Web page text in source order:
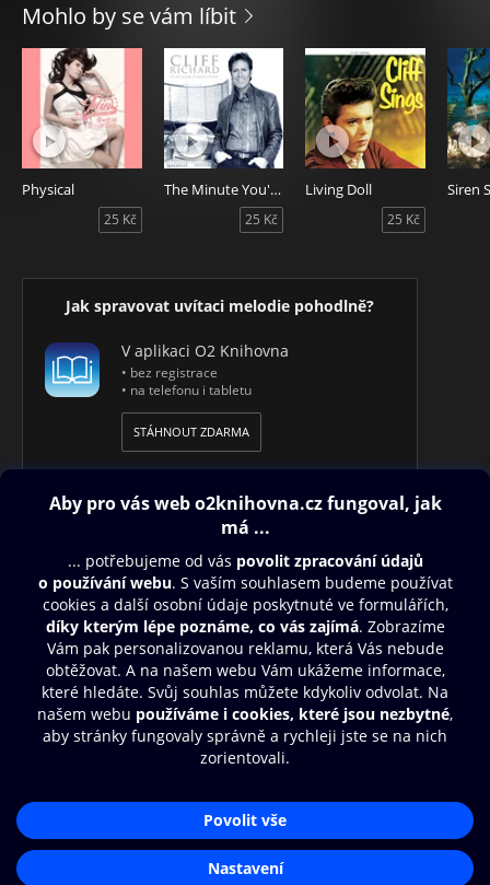
Mohlo by se vám líbit
Physical
25 Kč
The Minute You're Gone
25 Kč
Living Doll
25 Kč
Siren
Jak spravovat uvítaci melodie pohodlně?
V aplikaci O2 Knihovna
• bez registrace
• na telefonu i tabletu
STÁHNOUT ZDARMA
Obsah ke stažení
Moje O2 Knihovna
Další zábava
© O2 Czech Republic a.s.
Zásady zpracování osobních údajůAplikace O2 Knihovna
Čti a poslouchej své e-knihy a